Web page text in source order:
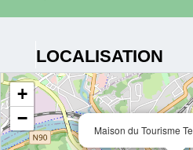
LOCALISATION
Maison du Tourisme
+
−